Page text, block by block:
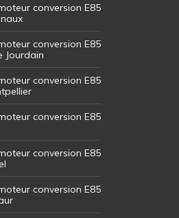
conversion E85
conversion E85
Jourdain
conversion E85
conversion E85
conversion E85
conversion E85